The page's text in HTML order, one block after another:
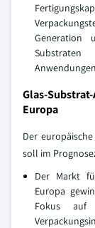
Generation
Glas-
Europa
Der
soll im
Der Markt
Europa
Fokus auf